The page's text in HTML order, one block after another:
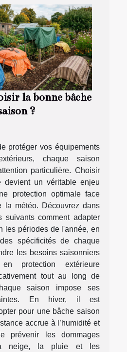
la bonne bâche
?
protéger vos équipements
chaque saison
particulière. Choisir
devient un véritable enjeu
protection optimale face
la météo. Découvrez dans
suivants comment adapter
les périodes de l'année, en
spécificités de chaque
les besoins saisonniers
protection extérieure
tout au long de
saison impose ses
En hiver, il est
pour une bâche saison
accrue à l’humidité et
prévenir les dommages
neige, la pluie et les